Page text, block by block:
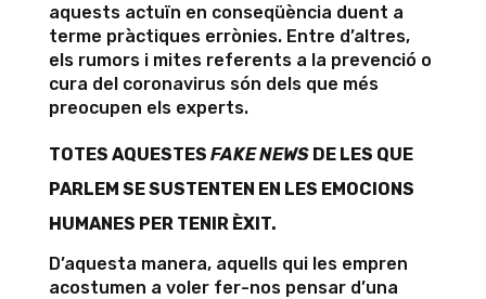
aquests actuïn en conseqüència duent a
terme pràctiques errònies. Entre d’altres,
els rumors i mites referents a la prevenció o
cura del coronavirus són dels que més
preocupen els experts.
TOTES AQUESTES FAKE NEWSDE LES QUE
PARLEM SE SUSTENTEN EN LES EMOCIONS
HUMANES PER TENIR ÈXIT.
D’aquesta manera, aquells qui les empren
acostumen a voler fer-nos pensar d’una